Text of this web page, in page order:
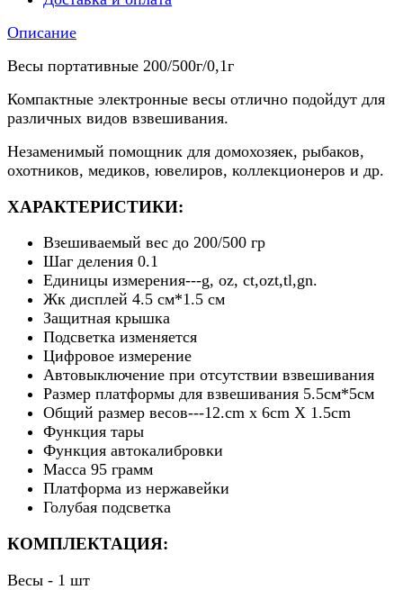
Описание
Весы портативные 200/500г/0,1г
Компактные электронные весы отлично подойдут для
различных видов взвешивания.
Незаменимый помощник для домохозяек, рыбаков,
охотников, медиков, ювелиров, коллекционеров и др.
ХАРАКТЕРИСТИКИ:
Взешиваемый вес до 200/500 гр
Шаг деления 0.1
Единицы измерения---g, oz, ct,ozt,tl,gn.
Жк дисплей 4.5 см*1.5 см
Защитная крышка
Подсветка изменяется
Цифровое измерение
Автовыключение при отсутствии взвешивания
Размер платформы для взвешивания 5.5см*5см
Общий размер весов---12.cm х 6cm X 1.5cm
Функция тары
Функция автокалибровки
Масса 95 грамм
Платформа из нержавейки
Голубая подсветка
КОМПЛЕКТАЦИЯ:
Весы - 1 шт